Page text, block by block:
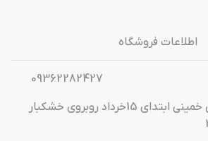
اطلاعات فروشگاه
09362282427
چهارراه مصطفی خمینی ابتدای 15خرداد روبروی خشکبار